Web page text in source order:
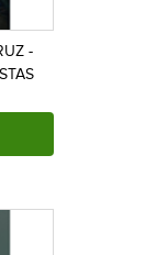
-